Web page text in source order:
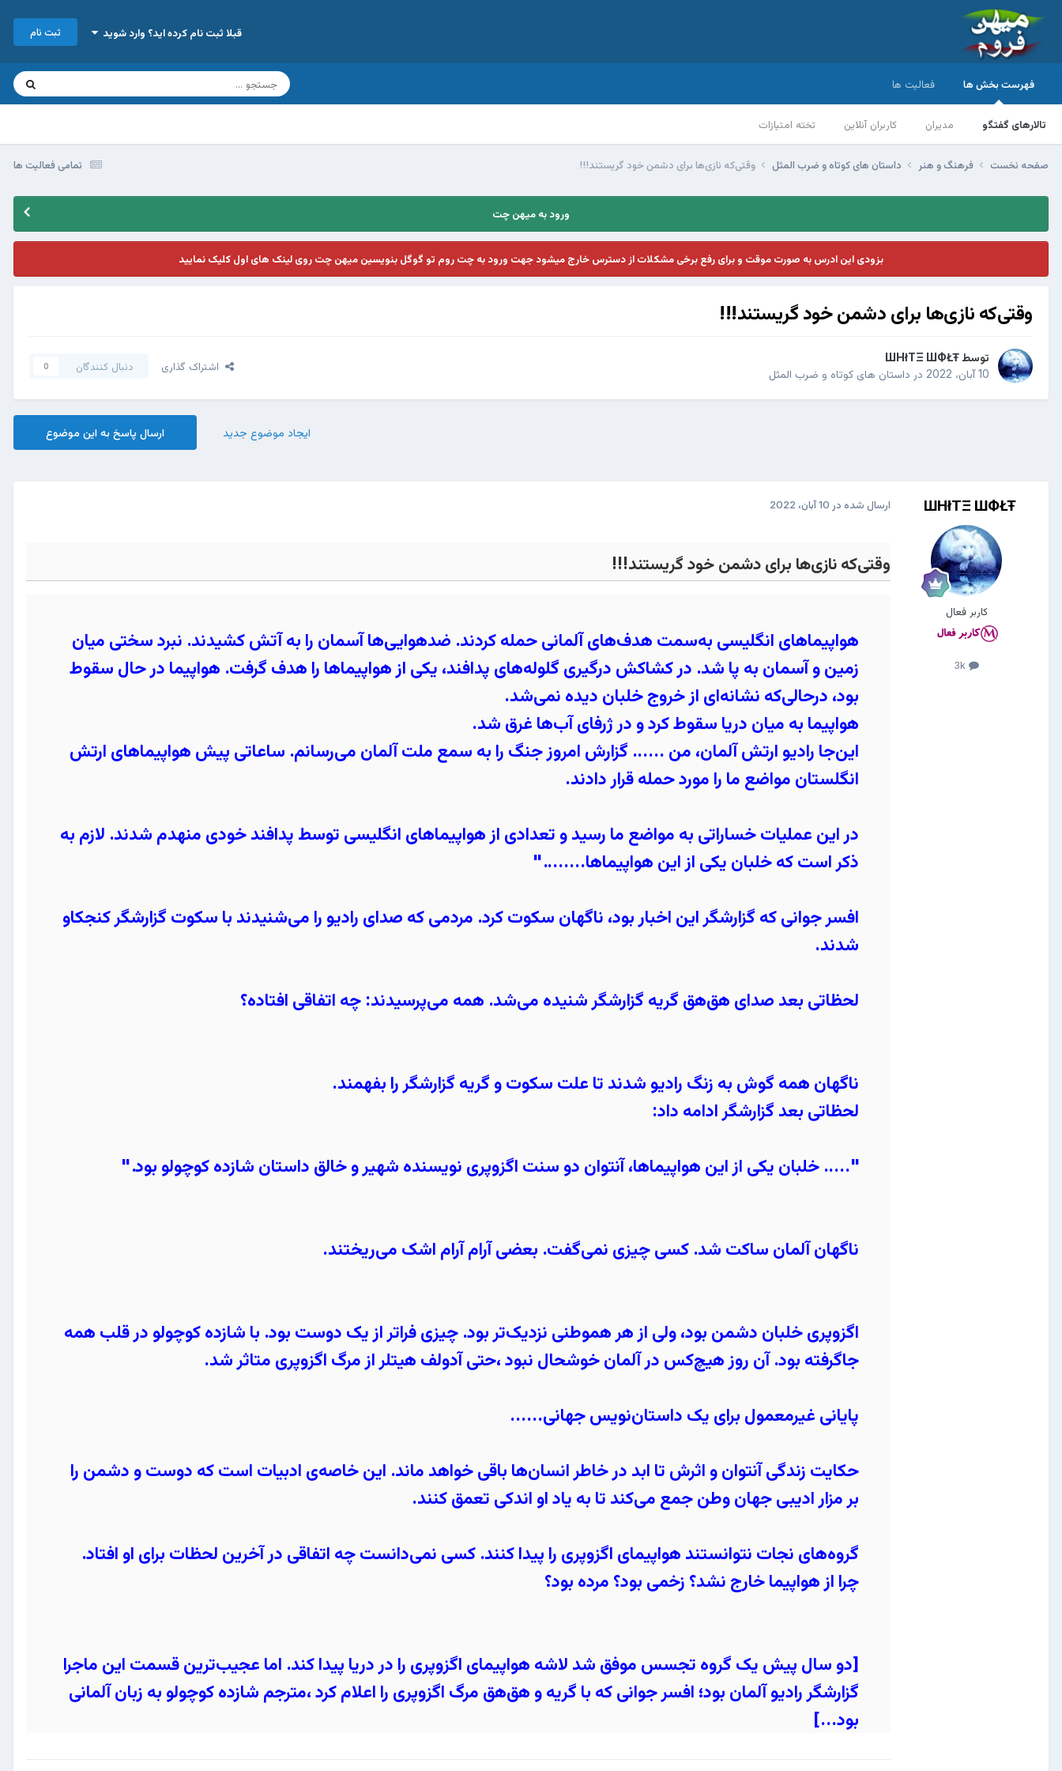
قبلا ثبت نام کرده اید؟ وارد شوید ثبت نام
فهرست بخش ها
تالارهای گفتگو مدیران کاربران آنلاین تخته امتیازات
فعالیت ها
تمامی فعالیت ها صفحه نخست فرهنگ و هنر داستان های کوتاه و ضرب المثل وقتی‌که نازی‌ها برای دشمن خود گریستند!!!
ورود به میهن چت
بزودی این ادرس به صورت موقت و برای رفع برخی مشکلات از دسترس خارج میشود جهت ورود به چت روم تو گوگل بنویسین میهن چت روی لینک های اول کلیک نمایید
وقتی‌که نازی‌ها برای دشمن خود گریستند!!!
توسط ШHłTΞ ШФŁŦ
10 آبان، 2022
در داستان های کوتاه و ضرب المثل
اشتراک گذاری دنبال کنندگان 0
ارسال پاسخ به این موضوع ایجاد موضوع جدید
ШHłTΞ ШФŁŦ
کاربر فعال
ارسال شده در 10 آبان، 2022
وقتی‌که نازی‌ها برای دشمن خود گریستند!!!
هواپیماهای انگلیسی به‌سمت هدف‌های آلمانی حمله کردند. ضدهوایی‌ها آسمان را به آتش کشیدند. نبرد سختی میان
زمین و آسمان به پا شد. در کشاکش درگیری گلوله‌های پدافند، یکی از هواپیماها را هدف گرفت. هواپیما در حال سقوط
بود، درحالی‌که نشانه‌ای از خروج خلبان دیده نمی‌شد.
هواپیما به‌ میان دریا سقوط کرد و در ژرفای آب‌ها غرق شد.
این‌جا رادیو ارتش آلمان، من ...... گزارش امروز جنگ را به سمع ملت آلمان می‌رسانم. ساعاتی پیش هواپیماهای ارتش
انگلستان مواضع ما را مورد حمله قرار دادند.
در این عملیات خساراتی به مواضع ما رسید و تعدادی از هواپیماهای انگلیسی توسط پدافند خودی منهدم شدند. لازم به
ذکر است که خلبان یکی از این هواپیماها........"
افسر جوانی که گزارشگر این اخبار بود، ناگهان سکوت کرد. مردمی که صدای رادیو را می‌شنیدند با سکوت گزارشگر کنجکاو
شدند.
لحظاتی بعد صدای هق‌هق گریه گزارشگر شنیده می‌شد. همه می‌پرسیدند: چه اتفاقی افتاده؟
ناگهان همه گوش به زنگ رادیو شدند تا علت سکوت و گریه گزارشگر را بفهمند.
لحظاتی بعد گزارشگر ادامه داد:
"..... خلبان یکی از این هواپیماها، آنتوان دو سنت اگزوپری نویسنده شهیر و خالق داستان شازده کوچولو بود."
ناگهان آلمان ساکت شد. کسی چیزی نمی‌گفت. بعضی آرام آرام اشک می‌ریختند.
اگزوپری خلبان دشمن بود، ولی از هر هموطنی نزدیک‌تر بود. چیزی فراتر از یک دوست بود. با شازده کوچولو در قلب همه
جاگرفته بود. آن روز هیچ‌کس در آلمان خوشحال نبود ،حتی آدولف هیتلر از مرگ اگزوپری متاثر شد.
پایانی غیرمعمول برای یک داستان‌نویس جهانی......
حکایت زندگی آنتوان و اثرش تا ابد در خاطر انسان‌ها باقی خواهد ماند. این خاصه‌ی ادبیات است که دوست و دشمن را
بر مزار ادیبی جهان وطن جمع می‌کند تا به یاد او اندکی تعمق کنند.
گروه‌های نجات نتوانستند هواپیمای اگزوپری را پیدا کنند. کسی نمی‌دانست چه اتفاقی در آخرین لحظات برای او افتاد.
چرا از هواپیما خارج نشد؟ زخمی بود؟ مرده بود؟
[دو سال پیش یک گروه تجسس موفق شد لاشه هواپیمای اگزوپری را در دریا پیدا کند. اما عجیب‌ترین قسمت این ماجرا
گزارشگر رادیو آلمان بود؛ افسر جوانی که با گریه و هق‌هق مرگ اگزوپری را اعلام کرد ،مترجم شازده کوچولو به زبان آلمانی
بود...]